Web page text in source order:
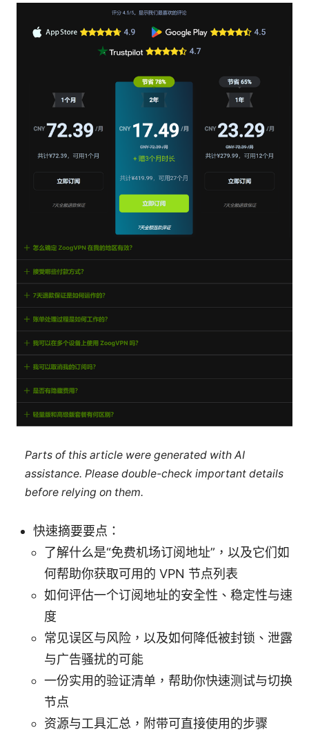
Parts of this article were generated with AI
assistance. Please double-check important details
before relying on them.
快速摘要要点：
了解什么是“免费机场订阅地址”，以及它们如
何帮助你获取可用的 VPN 节点列表
如何评估一个订阅地址的安全性、稳定性与速
度
常见误区与风险，以及如何降低被封锁、泄露
与广告骚扰的可能
一份实用的验证清单，帮助你快速测试与切换
节点
资源与工具汇总，附带可直接使用的步骤